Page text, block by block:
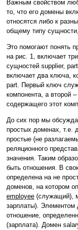
Важным свойством
то, что его домены
относятся либо к
общему типу
Это помогают понять
на рис. 1, включает
сущностей supplier,
включает два ключа,
part. Первый ключ
компонента, а второй
содержащего этот
До сих пор мы
простых доменах, т.е.
простые (не
реляционного
значения. Таким
быть отношения. В
определена на не
доменов, на котором
employee (служащий),
зарплаты). Элементом
отношение,
(зарплата). Домен